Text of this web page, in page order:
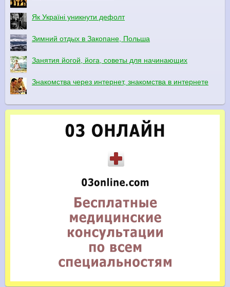
Як Україні уникнути дефолт
Зимний отдых в Закопане, Польша
Занятия йогой, йога, советы для начинающих
Знакомства через интернет, знакомства в интернете